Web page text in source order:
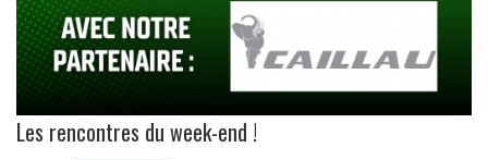
Les rencontres du week-end !